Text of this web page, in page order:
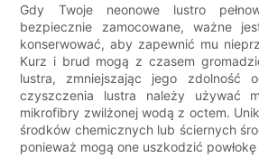
Gdy Twoje neonowe lustro
bezpiecznie zamocowane, ważne
konserwować, aby zapewnić mu
Kurz i brud mogą z czasem
lustra, zmniejszając jego zdolność
czyszczenia lustra należy używać
mikrofibry zwilżonej wodą z octem.
środków chemicznych lub ściernych
ponieważ mogą one uszkodzić